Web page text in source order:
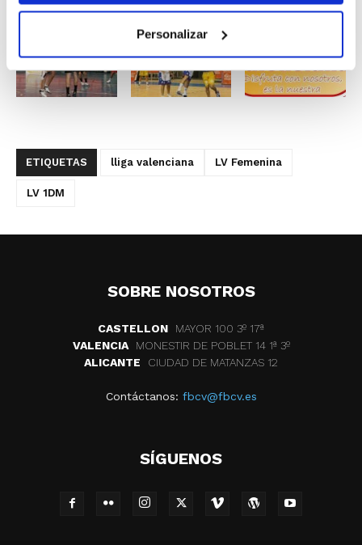
Personalizar
ETIQUETAS lliga valenciana LV Femenina
LV 1DM
SOBRE NOSOTROS
CASTELLON
MAYOR 100 3º 17ª
VALENCIA
MONESTIR DE POBLET 14 1ª 3º
ALICANTE
CIUDAD DE MATANZAS 12
Contáctanos: fbcv@fbcv.es
SÍGUENOS